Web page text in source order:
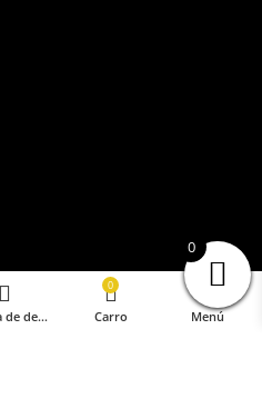
0
Lista de deseos
0
Carro Menú